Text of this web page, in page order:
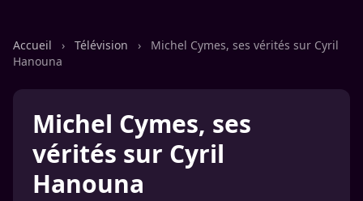
Accueil › Télévision ›
Michel Cymes, ses vérités sur Cyril
Hanouna
Michel Cymes, ses
vérités sur Cyril
Hanouna